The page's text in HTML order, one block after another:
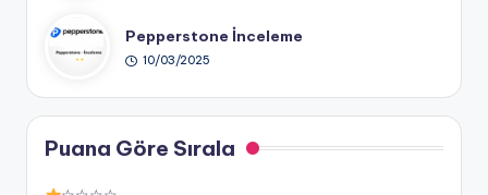
Pepperstone İnceleme
10/03/2025
Puana Göre Sırala